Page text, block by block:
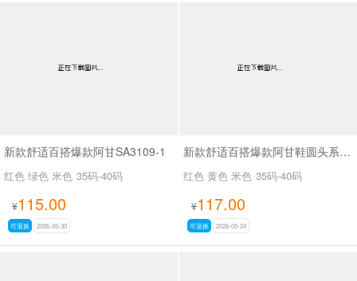
新款舒适百搭爆款阿甘SA3109-1
红色 绿色 米色 35码-40码
¥115.00
可退换 2026-05-30
新款舒适百搭爆款阿甘鞋圆头系带休闲鞋SA6211
红色 黄色 米色 35码-40码
¥117.00
可退换 2026-05-24